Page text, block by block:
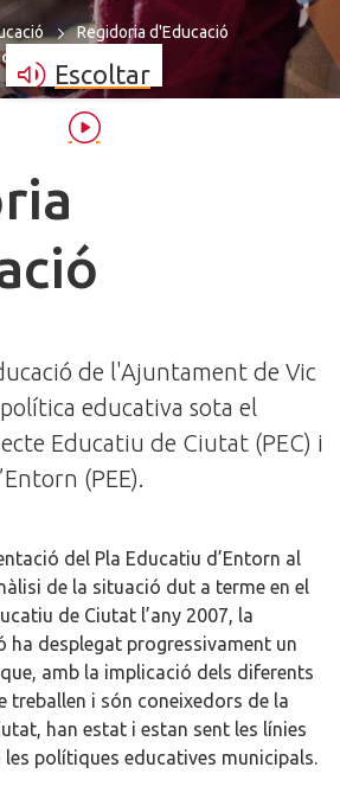
Escoltar
Regidoria d'Educació
de l'Ajuntament de Vic
educativa sota el
Educatiu de Ciutat (PEC) i
(PEE).
del Pla Educatiu d’Entorn al
de la situació dut a terme en el
de Ciutat l’any 2007, la
ha desplegat progressivament un
amb la implicació dels diferents
treballen i són coneixedors de la
han estat i estan sent les línies
polítiques educatives municipals.